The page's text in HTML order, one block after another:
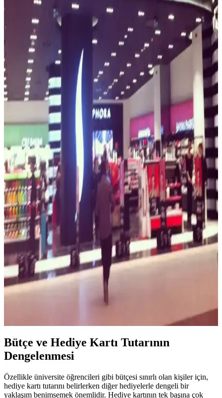
Natasha Denona, Black Friday'de ND Rewards üyelerine özel
%40'a varan indirimler sundu. Biba paleti gibi ürünler 89 dolara
kadar düştü. Bazı eyaletlere gönderim kısıtlamaları bulunuyor.
Sephora'da Kapıda Ödeme Yok: 2025'te Güvenli
Kozmetik Alışverişinin 5 Sırrı
Sephora'da kapıda ödeme yok ama 2025'in en güvenli dijital ödeme
seçenekleri sizi bekliyor. Hemen detayları öğrenin!
Sephora’da Kaş Bakımı Trendleri ve Ürünleri:
Doğal ve Şık Görünüm İçin İpuçları
Sephora’da bulunan kaş bakım ürünleri ve trendler sayesinde doğal
ve şık kaşlara ulaşmak çok kolay. Uygun ürün seçimi ve doğru
bakım ile yüz ifadenizi güçlendirin.
Caddede Sephora Mağazalarıyla Kozmetik
Alışverişinde Yeni Deneyim ve Avantajlar
Caddede Sephora mağazaları, merkezi konumları, modern tasarımı
ve ürün çeşitliliği ile kozmetik alışverişini keyifli ve erişilebilir hale
getiriyor. Deneme ve uzman danışmanlık hizmetleriyle memnuniyeti
artırıyor.
Akasya AVM'de Sephora Mağazası: Kozmetik
Tutkunlarının Gözde Adresi ve Ürün Çeşitleri
Akasya AVM'deki Sephora mağazası, geniş ürün yelpazesi ve
uzman hizmetleriyle kozmetik tutkunlarının vazgeçilmez adresidir.
Güncel ürünler ve deneyim alanlarıyla güzelliğinize değer katın.
Bütçe ve Hediye Kartı Tutarının
Dengelenmesi
Özellikle üniversite öğrencileri gibi bütçesi sınırlı olan kişiler için,
hediye kartı tutarını belirlerken diğer hediyelerle dengeli bir
yaklaşım benimsemek önemlidir. Hediye kartının tek başına çok